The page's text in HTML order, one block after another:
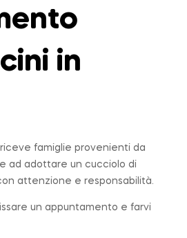
in
famiglie provenienti da
ad adottare un cucciolo di
attenzione e responsabilità.
un appuntamento e farvi